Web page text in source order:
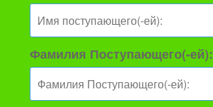
Фамилия Поступающего(-ей):